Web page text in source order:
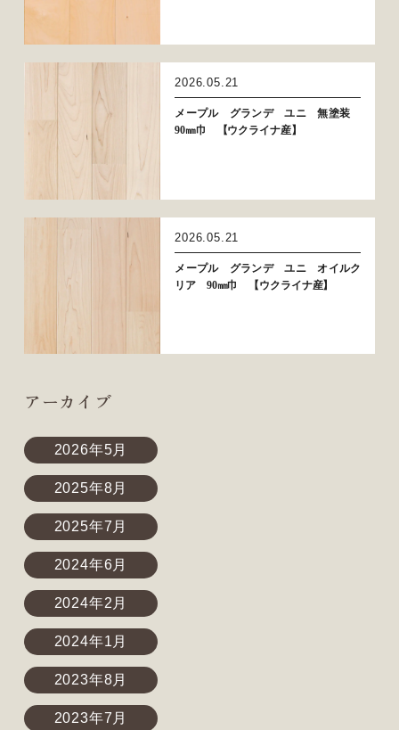
2026.05.21
メープル グランデ ユニ 無塗装
90㎜巾 【ウクライナ産】
2026.05.21
メープル グランデ ユニ オイルク
リア 90㎜巾 【ウクライナ産】
アーカイブ
2026年5月
2025年8月
2025年7月
2024年6月
2024年2月
2024年1月
2023年8月
2023年7月